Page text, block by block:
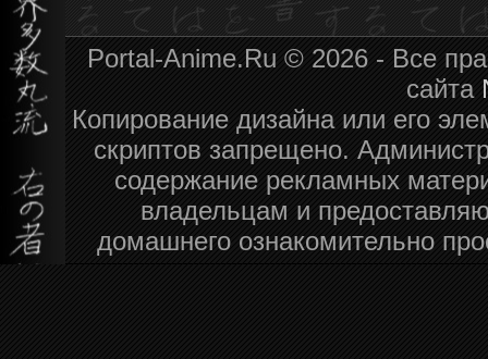
Portal-Anime.Ru © 2026 - Все
сайта
Копирование дизайна или его
скриптов запрещено.
содержание рекламных
владельцам и
домашнего ознакомительно